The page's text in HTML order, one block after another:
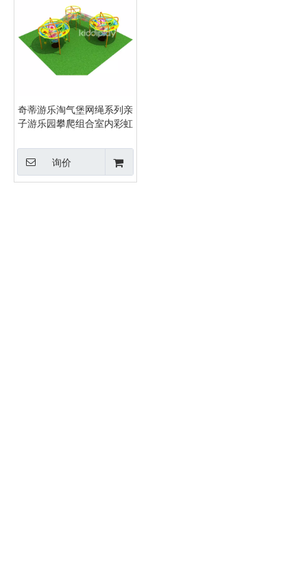
奇蒂游乐淘气堡网绳系列亲
子游乐园攀爬组合室内彩虹
询价